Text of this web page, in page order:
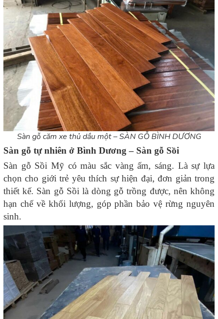
Sàn gỗ căm xe thủ dầu một – SÀN GỖ BÌNH DƯƠNG
Sàn gỗ tự nhiên ở Bình Dương – Sàn gỗ Sồi
Sàn gỗ Sồi Mỹ có màu sắc vàng ấm, sáng. Là sự lựa
chọn cho giới trẻ yêu thích sự hiện đại, đơn giản trong
thiết kế. Sàn gỗ Sồi là dòng gỗ trồng được, nên không
hạn chế về khối lượng, góp phần bảo vệ rừng nguyên
sinh.